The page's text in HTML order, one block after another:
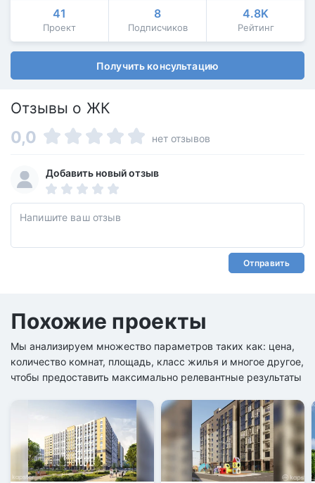
41
Проект
8
Подписчиков
4.8K
Рейтинг
Получить консультацию
Отзывы о ЖК
0,0 нет отзывов
Добавить новый отзыв
Отправить
Похожие проекты
Мы анализируем множество параметров таких как: цена,
количество комнат, площадь, класс жилья и многое другое,
чтобы предоставить максимально релевантные результаты